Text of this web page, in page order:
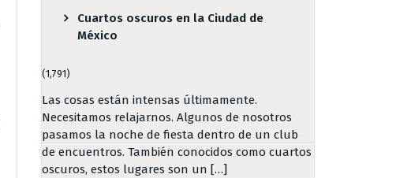
Cuartos oscuros en la Ciudad de
México
(1,791)
Las cosas están intensas últimamente.
Necesitamos relajarnos. Algunos de nosotros
pasamos la noche de fiesta dentro de un club
de encuentros. También conocidos como cuartos
oscuros, estos lugares son un […]